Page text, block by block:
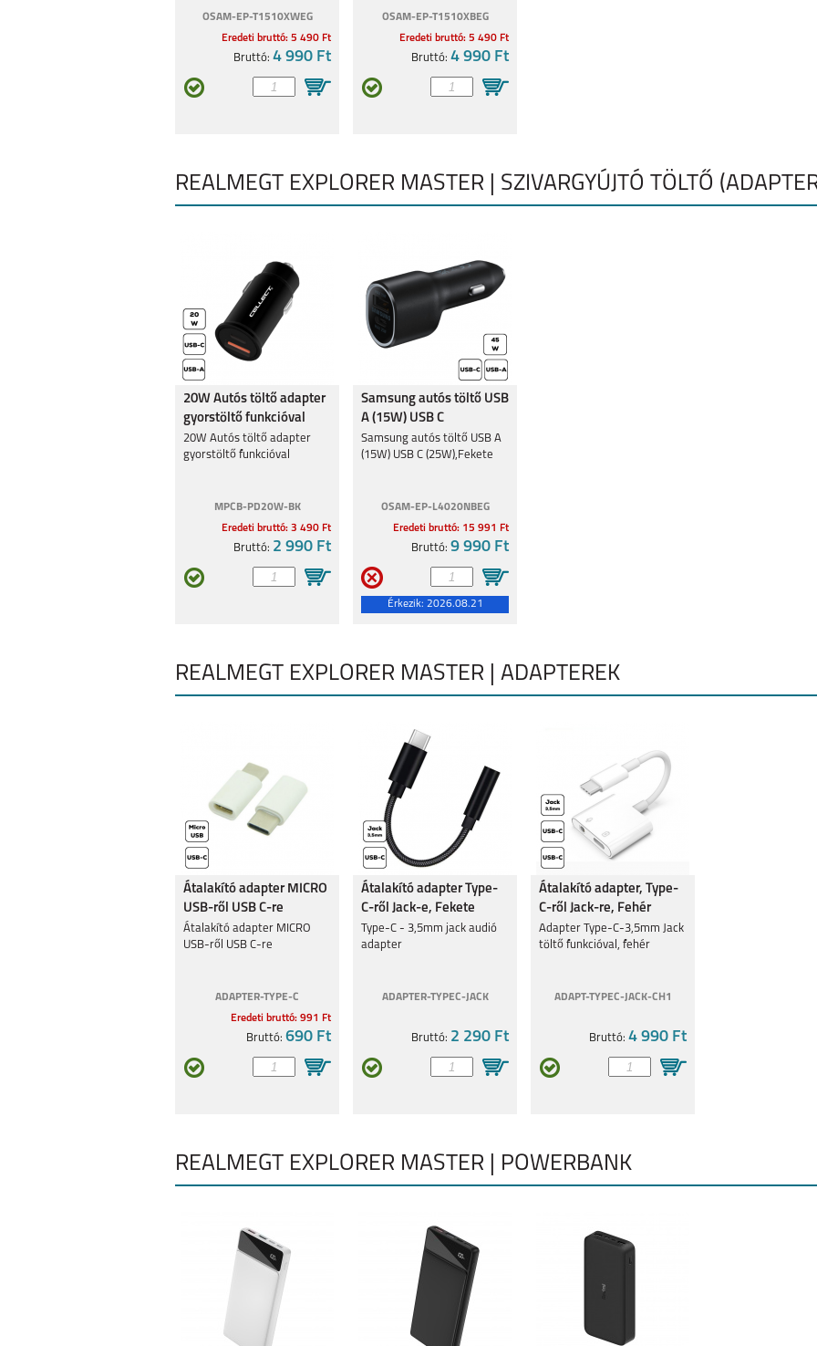
OSAM-EP-T1510XWEG
Eredeti bruttó: 5 490 Ft
Bruttó: 4 990 Ft
OSAM-EP-T1510XBEG
Eredeti bruttó: 5 490 Ft
Bruttó: 4 990 Ft
REALMEGT EXPLORER MASTER | SZIVARGYÚJTÓ TÖLTŐ
20W Autós töltő adapter
gyorstöltő funkcióval
20W Autós töltő adapter
gyorstöltő funkcióval
MPCB-PD20W-BK
Eredeti bruttó: 3 490 Ft
Bruttó: 2 990 Ft
Samsung autós töltő USB
A (15W) USB C
(25W),Fekete
Samsung autós töltő USB A
(15W) USB C (25W),Fekete
OSAM-EP-L4020NBEG
Eredeti bruttó: 15 991 Ft
Bruttó: 9 990 Ft
Érkezik: 2026.08.21
REALMEGT EXPLORER MASTER | ADAPTEREK
Átalakító adapter MICRO
USB-ről USB C-re
Átalakító adapter MICRO
USB-ről USB C-re
ADAPTER-TYPE-C
Eredeti bruttó: 991 Ft
Bruttó: 690 Ft
Átalakító adapter Type-
C-ről Jack-e, Fekete
Type-C - 3,5mm jack audió
adapter
ADAPTER-TYPEC-JACK
Bruttó: 2 290 Ft
Átalakító adapter, Type-
C-ről Jack-re, Fehér
Adapter Type-C-3,5mm Jack
töltő funkcióval, fehér
ADAPT-TYPEC-JACK-CH1
Bruttó: 4 990 Ft
REALMEGT EXPLORER MASTER | POWERBANK